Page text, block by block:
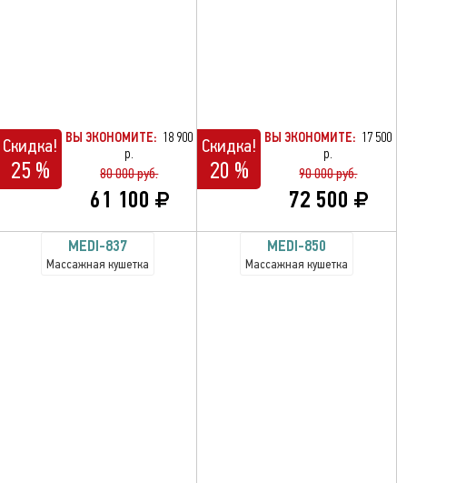
Скидка!
25 %
ВЫ ЭКОНОМИТЕ: 18 900
р.
80 000 руб.
61 100
Скидка!
20 %
ВЫ ЭКОНОМИТЕ: 17 500
р.
90 000 руб.
72 500
MEDI-837
Массажная кушетка
MEDI-850
Массажная кушетка